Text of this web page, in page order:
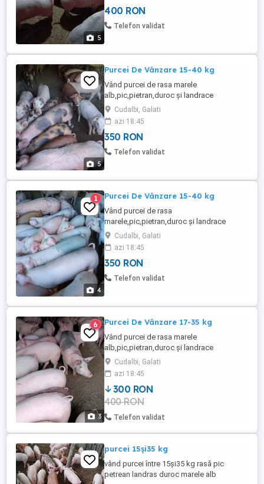
5
400 RON
Telefon validat
5
Purcei De Vânzare 15-40 kg
Vând purcei de rasa marele
alb,pic,pietran,duroc și landrace
Cudalbi, Galati
azi 18:45
350 RON
Telefon validat
4
1 Purcei De Vânzare 15-40 kg
Vând purcei de rasa
marele,pic,pietran,duroc și landrace
Cudalbi, Galati
azi 18:45
350 RON
Telefon validat
3
6 Purcei De Vânzare 17-35 kg
Vând purcei de rasa marele
alb,pic,pietran,duroc și landrace
Cudalbi, Galati
azi 18:45
300 RON
400 RON
Telefon validat
purcei 15și35 kg
vând purcei între 15și35 kg rasă pic
petrean landras duroc marele alb